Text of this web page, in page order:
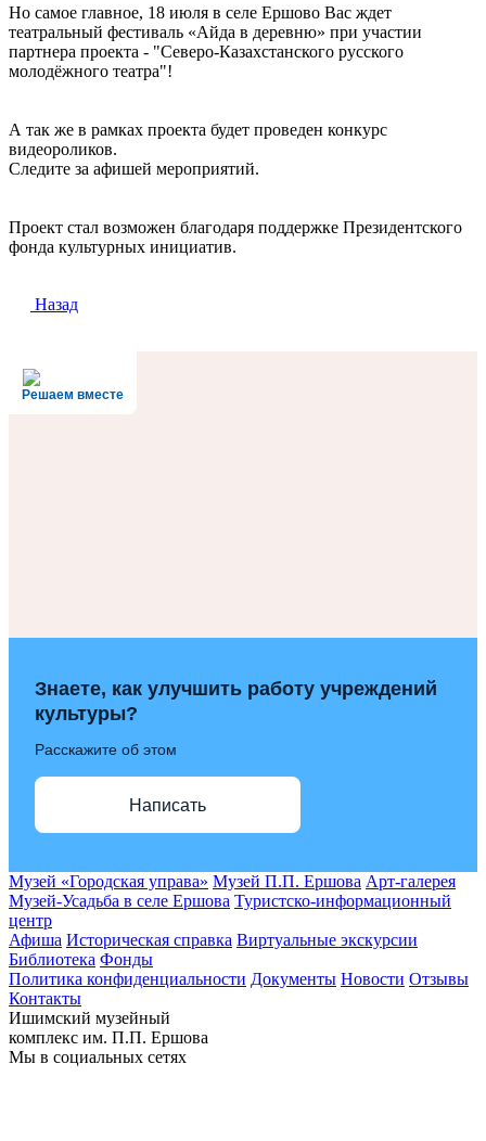
Но самое главное, 18 июля в селе Ершово Вас ждет
театральный фестиваль «Айда в деревню» при участии
партнера проекта - "Северо-Казахстанского русского
молодёжного театра"!
А так же в рамках проекта будет проведен конкурс
видеороликов.
Следите за афишей мероприятий.
Проект стал возможен благодаря поддержке Президентского
фонда культурных инициатив.
Назад
Решаем вместе
Знаете, как улучшить работу учреждений
культуры?
Расскажите об этом
Написать
Музей «Городская управа» Музей П.П. Ершова Арт-галерея
Музей-Усадьба в селе Ершова Туристско-информационный
центр
Афиша Историческая справка Виртуальные экскурсии
Библиотека Фонды
Политика конфиденциальности Документы Новости Отзывы
Контакты
Ишимский музейный
комплекс им. П.П. Ершова
Мы в социальных сетях